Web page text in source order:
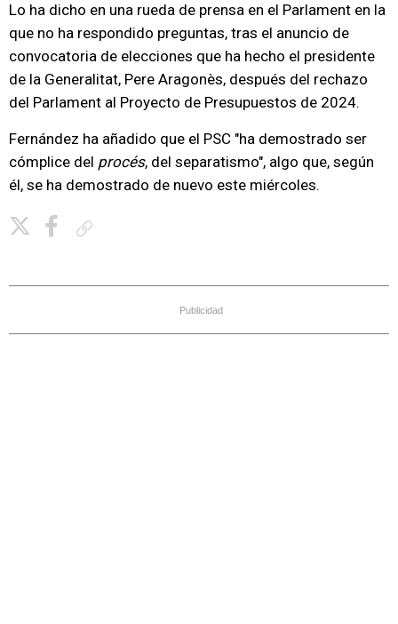
Lo ha dicho en una rueda de prensa en el Parlament en la
que no ha respondido preguntas, tras el anuncio de
convocatoria de elecciones que ha hecho el presidente
de la Generalitat, Pere Aragonès, después del rechazo
del Parlament al Proyecto de Presupuestos de 2024.
Fernández ha añadido que el PSC "ha demostrado ser
cómplice del procés, del separatismo", algo que, según
él, se ha demostrado de nuevo este miércoles.
Publicidad